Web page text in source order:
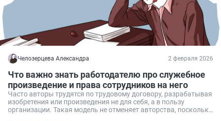
Челозерцева Александра 2 февраля 2026
Что важно знать работодателю про служебное
произведение и права сотрудников на него
Часто авторы трудятся по трудовому договору, разрабатывая
изобретения или произведения не для себя, а в пользу
организации. Такая модель не отменяет авторства, поскольку